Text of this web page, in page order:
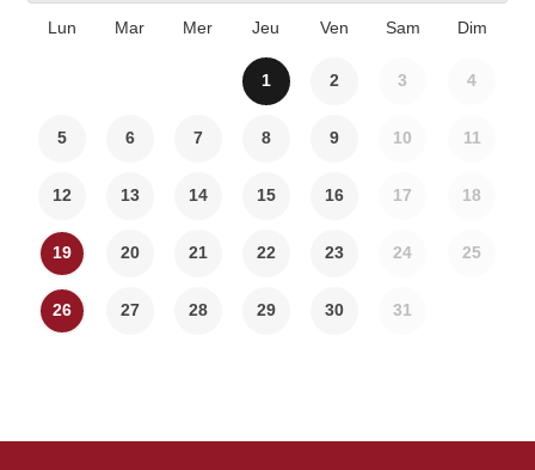
Lun Mar Mer Jeu Ven Sam Dim
1 2 3 4
5 6 7 8 9 10 11
12 13 14 15 16 17 18
19 20 21 22 23 24 25
26 27 28 29 30 31